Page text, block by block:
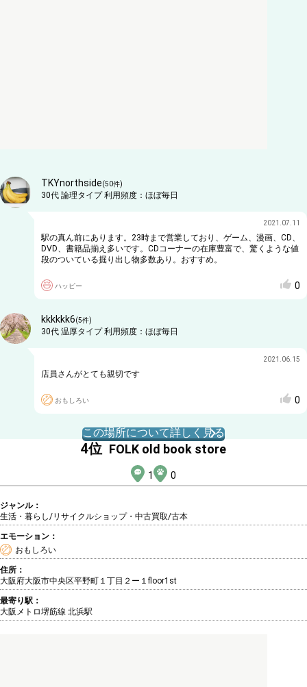
TKYnorthside(50件)
30代 論理タイプ利用頻度： ほぼ毎日
2021.07.11
駅の真ん前にあります。23時まで営業しており、ゲーム、漫画、CD、
DVD、書籍品揃え多いです。CDコーナーの在庫豊富で、驚くような値
段のついている掘り出し物多数あり。おすすめ。
ハッピー 0
kkkkkk6(5件)
30代 温厚タイプ利用頻度： ほぼ毎日
2021.06.15
店員さんがとても親切です
おもしろい 0
この場所について詳しく見る
4位 FOLK old book store
1 0
ジャンル：
生活・暮らし/リサイクルショップ・中古買取/古本
エモーション：
おもしろい
住所：
大阪府大阪市中央区平野町１丁目２ー１floor1st
最寄り駅：
大阪メトロ堺筋線 北浜駅